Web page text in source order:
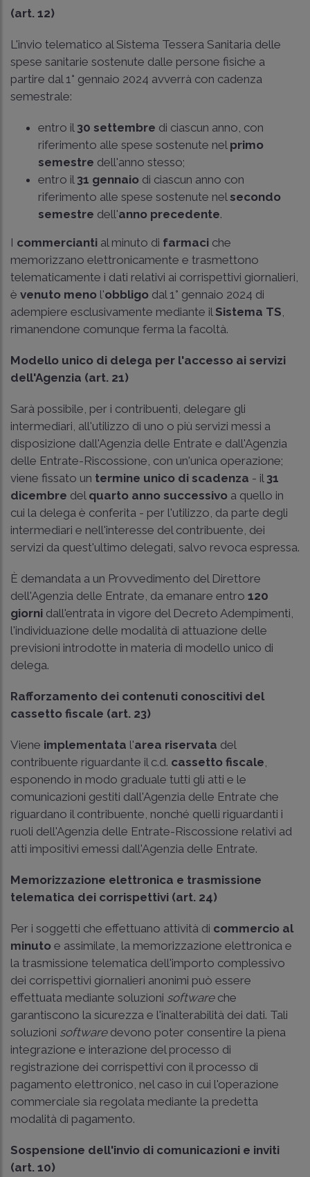
(art. 12)
L'invio telematico al Sistema Tessera Sanitaria delle
spese sanitarie sostenute dalle persone fisiche a
partire dal 1° gennaio 2024 avverrà con cadenza
semestrale:
entro il 30 settembre di ciascun anno, con
riferimento alle spese sostenute nel primo
semestre dell'anno stesso;
entro il 31 gennaio di ciascun anno con
riferimento alle spese sostenute nel secondo
semestre dell'anno precedente.
I commercianti al minuto di farmaci che
memorizzano elettronicamente e trasmettono
telematicamente i dati relativi ai corrispettivi giornalieri,
è venuto meno l'obbligo dal 1° gennaio 2024 di
adempiere esclusivamente mediante il Sistema TS
rimanendone comunque ferma la facoltà.
Modello unico di delega per l'accesso ai servizi
dell'Agenzia (art. 21)
Sarà possibile, per i contribuenti, delegare gli
intermediari, all'utilizzo di uno o più servizi messi a
disposizione dall'Agenzia delle Entrate e dall'Agenzia
delle Entrate-Riscossione, con un'unica operazione;
viene fissato un termine unico di scadenza - il 31
dicembre del quarto anno successivo a quello in
cui la delega è conferita - per l'utilizzo, da parte degli
intermediari e nell'interesse del contribuente, dei
servizi da quest'ultimo delegati, salvo revoca espressa.
È demandata a un Provvedimento del Direttore
dell'Agenzia delle Entrate, da emanare entro 120
giorni dall'entrata in vigore del Decreto Adempimenti,
l'individuazione delle modalità di attuazione delle
previsioni introdotte in materia di modello unico di
delega.
Rafforzamento dei contenuti conoscitivi del
cassetto fiscale (art. 23)
Viene implementata l'area riservata del
contribuente riguardante il c.d. cassetto fiscale
esponendo in modo graduale tutti gli atti e le
comunicazioni gestiti dall'Agenzia delle Entrate che
riguardano il contribuente, nonché quelli riguardanti i
ruoli dell'Agenzia delle Entrate-Riscossione relativi ad
atti impositivi emessi dall'Agenzia delle Entrate.
Memorizzazione elettronica e trasmissione
telematica dei corrispettivi (art. 24)
Per i soggetti che effettuano attività di commercio al
minuto e assimilate, la memorizzazione elettronica e
la trasmissione telematica dell'importo complessivo
dei corrispettivi giornalieri anonimi può essere
effettuata mediante soluzioni softwareche
garantiscono la sicurezza e l'inalterabilità dei dati. Tali
soluzioni softwaredevono poter consentire la piena
integrazione e interazione del processo di
registrazione dei corrispettivi con il processo di
pagamento elettronico, nel caso in cui l'operazione
commerciale sia regolata mediante la predetta
modalità di pagamento.
Sospensione dell'invio di comunicazioni e inviti
(art. 10)